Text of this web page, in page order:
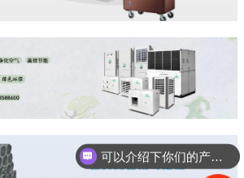
可以介绍下你们的产品么？